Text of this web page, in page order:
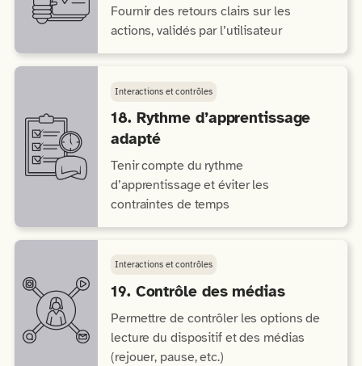
Fournir des retours clairs sur les
actions, validés par l’utilisateur
Interactions et contrôles
18. Rythme d’apprentissage
adapté
Tenir compte du rythme
d’apprentissage et éviter les
contraintes de temps
Interactions et contrôles
19. Contrôle des médias
Permettre de contrôler les options de
lecture du dispositif et des médias
(rejouer, pause, etc.)